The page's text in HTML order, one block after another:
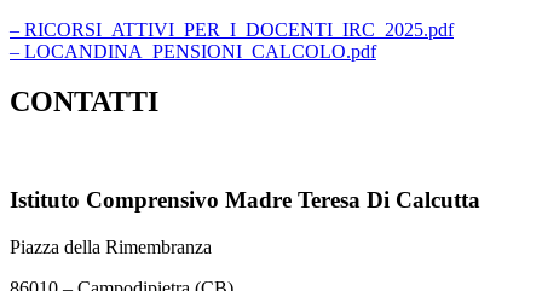
– RICORSI_ATTIVI_PER_I_DOCENTI_IRC_2025.pdf
– LOCANDINA_PENSIONI_CALCOLO.pdf
CONTATTI
Istituto Comprensivo Madre Teresa Di Calcutta
Piazza della Rimembranza